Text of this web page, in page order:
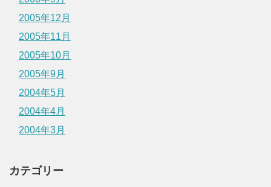
2005年12月
2005年11月
2005年10月
2005年9月
2004年5月
2004年4月
2004年3月
カテゴリー